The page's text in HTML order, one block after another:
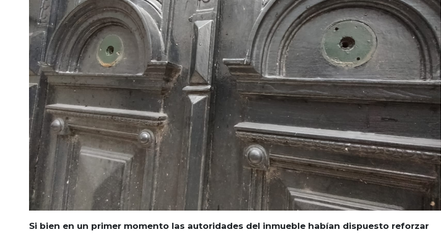
Si bien en un primer momento las autoridades del inmueble habían dispuesto reforzar